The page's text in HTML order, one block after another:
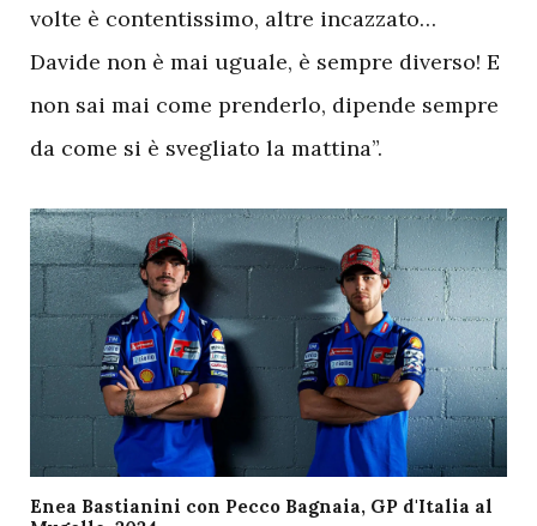
volte è contentissimo, altre incazzato…
Davide non è mai uguale, è sempre diverso! E
non sai mai come prenderlo, dipende sempre
da come si è svegliato la mattina”.
Enea Bastianini con Pecco Bagnaia, GP d'Italia al